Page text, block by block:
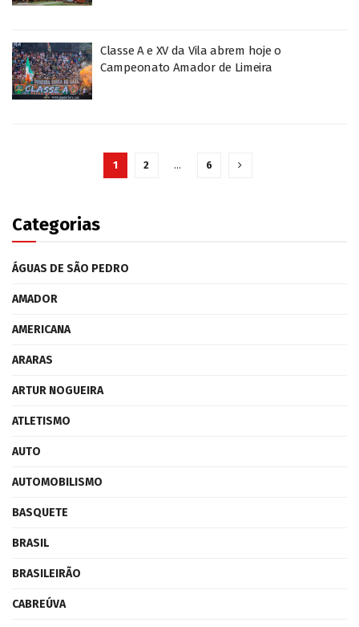
Classe A e XV da Vila abrem hoje o
Campeonato Amador de Limeira
1 2 … 6
Categorias
ÁGUAS DE SÃO PEDRO
AMADOR
AMERICANA
ARARAS
ARTUR NOGUEIRA
ATLETISMO
AUTO
AUTOMOBILISMO
BASQUETE
BRASIL
BRASILEIRÃO
CABREÚVA